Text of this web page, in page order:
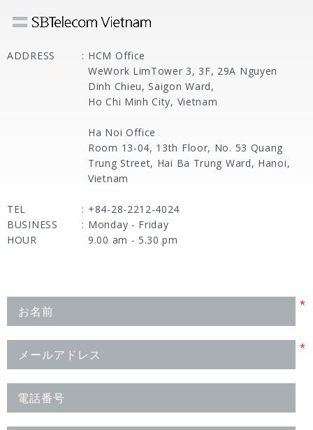
ADDRESS : HCM Office
WeWork LimTower 3, 3F, 29A Nguyen
Dinh Chieu, Saigon Ward,
Ho Chi Minh City, Vietnam
Ha Noi Office
Room 13-04, 13th Floor, No. 53 Quang
Trung Street, Hai Ba Trung Ward, Hanoi,
Vietnam
TEL : +84-28-2212-4024
BUSINESS
HOUR
: Monday - Friday
9.00 am - 5.30 pm